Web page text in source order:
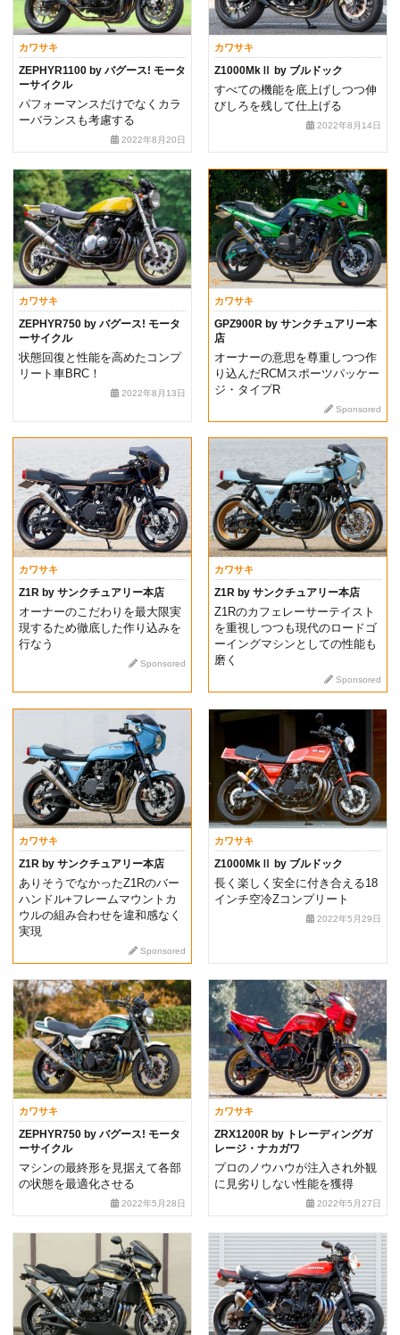
カワサキ
ZEPHYR1100 by バグース! モータ
ーサイクル
パフォーマンスだけでなくカラ
ーバランスも考慮する
2022年8月20日
カワサキ
Z1000MkⅡ by ブルドック
すべての機能を底上げしつつ伸
びしろを残して仕上げる
2022年8月14日
カワサキ
ZEPHYR750 by バグース! モータ
ーサイクル
状態回復と性能を高めたコンプ
リート車BRC！
2022年8月13日
カワサキ
GPZ900R by サンクチュアリー本
店
オーナーの意思を尊重しつつ作
り込んだRCMスポーツパッケー
ジ・タイプR
Sponsored
カワサキ
Z1R by サンクチュアリー本店
オーナーのこだわりを最大限実
現するため徹底した作り込みを
行なう
Sponsored
カワサキ
Z1R by サンクチュアリー本店
Z1Rのカフェレーサーテイスト
を重視しつつも現代のロードゴ
ーイングマシンとしての性能も
磨く
Sponsored
カワサキ
Z1R by サンクチュアリー本店
ありそうでなかったZ1Rのバー
ハンドル+フレームマウントカ
ウルの組み合わせを違和感なく
実現
Sponsored
カワサキ
Z1000MkⅡ by ブルドック
長く楽しく安全に付き合える18
インチ空冷Zコンプリート
2022年5月29日
カワサキ
ZEPHYR750 by バグース! モータ
ーサイクル
マシンの最終形を見据えて各部
の状態を最適化させる
2022年5月28日
カワサキ
ZRX1200R by トレーディングガ
レージ・ナカガワ
プロのノウハウが注入され外観
に見劣りしない性能を獲得
2022年5月27日